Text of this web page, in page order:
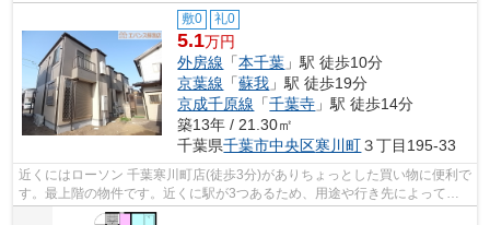
敷0 礼0
5.1万円
外房線 「本千葉 」駅 徒歩10分
京葉線 「蘇我 」駅 徒歩19分
京成千原線 「千葉寺 」駅 徒歩14分
築13年 / 21.30㎡
千葉県千葉市中央区寒川町３丁目195-33
近くにはローソン 千葉寒川町店(徒歩3分)がありちょっとした買い物に便利で
す。最上階の物件です。近くに駅が3つあるため、用途や行き先によって経
路を選べる物件です。「ファミリエー...